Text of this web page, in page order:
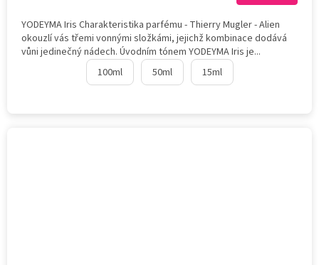
YODEYMA Iris Charakteristika parfému - Thierry Mugler - Alien
okouzlí vás třemi vonnými složkámi, jejichž kombinace dodává
vůni jedinečný nádech. Úvodním tónem YODEYMA Iris je...
100ml
50ml 15ml